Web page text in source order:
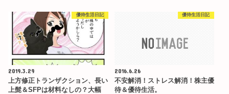
優待生活日記
2019.3.29
上方修正トランザクション、長い
上髭＆SFPは材料なしの？大幅
優待生活日記
2016.6.26
不安解消！ストレス解消！株主優
待＆優待生活。